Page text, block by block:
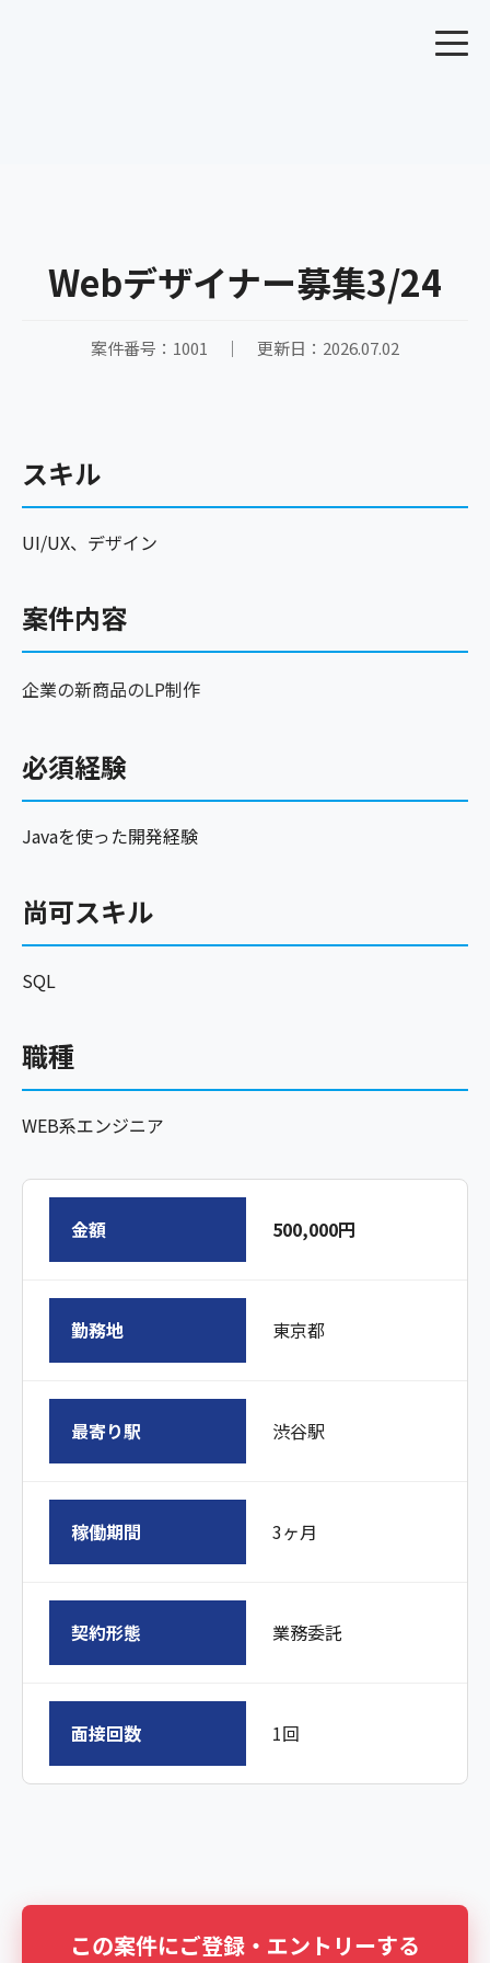
Webデザイナー募集3/24
案件番号：1001 ｜ 更新日：2026.07.02
スキル
UI/UX、デザイン
案件内容
企業の新商品のLP制作
必須経験
Javaを使った開発経験
尚可スキル
SQL
職種
WEB系エンジニア
金額 500,000円
勤務地 東京都
最寄り駅 渋谷駅
稼働期間 3ヶ月
契約形態 業務委託
面接回数 1回
この案件にご登録・エントリーする